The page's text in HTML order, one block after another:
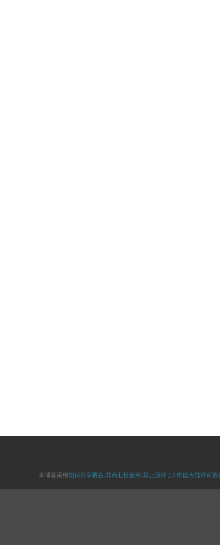
本博客采用知识共享署名-非商业性使用-禁止演绎 2.5 中国大陆许可协